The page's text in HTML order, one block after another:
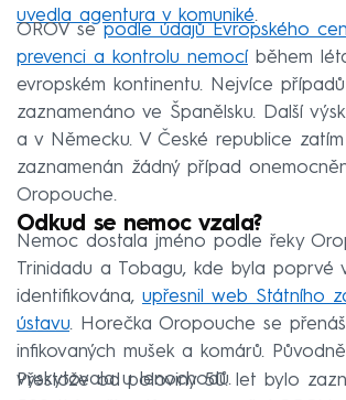
uvedla agentura v komuniké.
OROV se podle údajů Evropského
prevenci a kontrolu nemocí během
evropském kontinentu. Nejvíce
zaznamenáno ve Španělsku. Další
a v Německu. V České republice zatím
zaznamenán žádný případ
Oropouche.
Odkud se nemoc vzala?
Nemoc dostala jméno podle řeky
Trinidadu a Tobagu, kde byla poprvé
identifikována, upřesnil web Státního
ústavu. Horečka Oropouche se
infikovaných mušek a komárů.
vyskytovala u lenochodů.
Přestože od poloviny 50. let bylo